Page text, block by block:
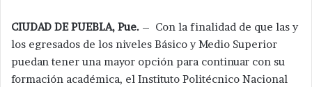
CIUDAD DE PUEBLA, Pue. – Con la finalidad de que las y
los egresados de los niveles Básico y Medio Superior
puedan tener una mayor opción para continuar con su
formación académica, el Instituto Politécnico Nacional